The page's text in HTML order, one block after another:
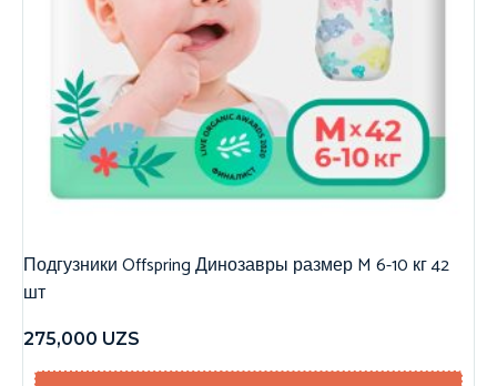
Подгузники Offspring Динозавры размер M 6-10 кг 42
шт
275,000 UZS